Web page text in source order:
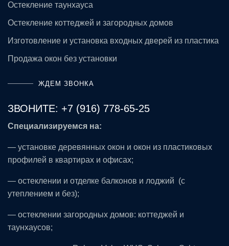
Остекление таунхауса
Остекление коттеджей и загородных домов
Изготовление и установка входных дверей из пластика
Продажа окон без установки
ЖДЕМ ЗВОНКА
ЗВОНИТЕ: +7 (916) 778-65-25
Специализируемся на:
— установке деревянных окон и окон из пластиковых
профилей в квартирах и офисах;
— остеклении и отделке балконов и лоджий (с
утеплением и без);
— остеклении загородных домов: коттеджей и
таунхаусов;